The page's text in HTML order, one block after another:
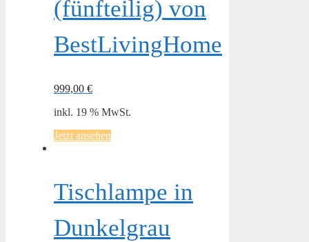
(fünfteilig) von
BestLivingHome
999,00 €
inkl. 19 % MwSt.
Jetzt ansehen
Tischlampe in
Dunkelgrau